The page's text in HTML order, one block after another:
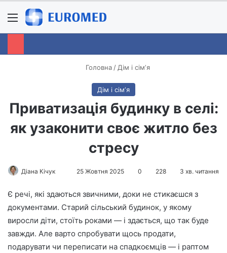
Menu
Головна / Дім і сімʼя
Дім і сімʼя
Приватизація будинку в селі:
як узаконити своє житло без
стресу
Діана Кічук
n
d
a
n
e
25 Жовтня 2025 0 228 3 хв. читання
Є речі, які здаються звичними, доки не стикаєшся з
документами. Старий сільський будинок, у якому
виросли діти, стоїть роками — і здається, що так буде
завжди. Але варто спробувати щось продати,
подарувати чи переписати на спадкоємців — і раптом